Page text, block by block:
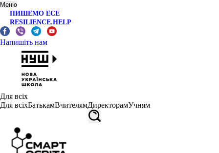
Меню
ПИШЕМО ЕСЕ
RESILIENCE.HELP
Напишіть нам
Для всіх
Для всіхБатькамВчителямДиректорамУчням